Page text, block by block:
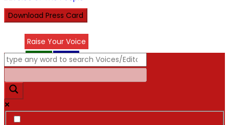
Download Press Card
Raise Your Voice
عربي
हिन्दी